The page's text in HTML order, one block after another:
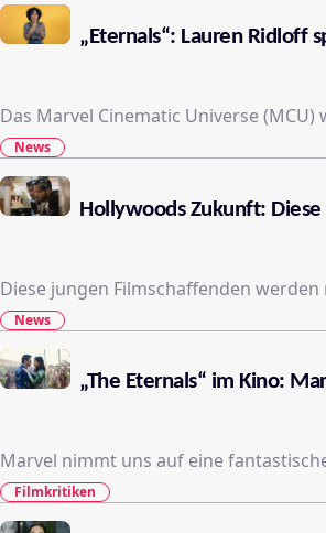
„Eternals“: Lauren Ridloff
Das Marvel Cinematic Universe
News
Hollywoods Zukunft:
Diese jungen Filmschaffenden
News
„The Eternals“ im Kino:
Marvel nimmt uns auf eine
Filmkritiken